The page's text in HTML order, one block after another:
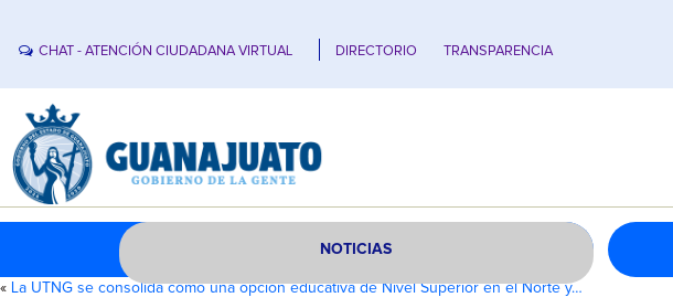
CHAT - ATENCIÓN CIUDADANA VIRTUAL DIRECTORIO TRANSPARENCIA
NOTICIAS
« La UTNG se consolida como una opción educativa de Nivel Superior en el Norte y…